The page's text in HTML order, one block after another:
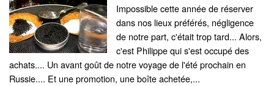
Impossible cette année de réserver
dans nos lieux préférés, négligence
de notre part, c'était trop tard... Alors,
c'est Philippe qui s'est occupé des
achats.... Un avant goût de notre voyage de l'été prochain en
Russie.... Et une promotion, une boîte achetée,...